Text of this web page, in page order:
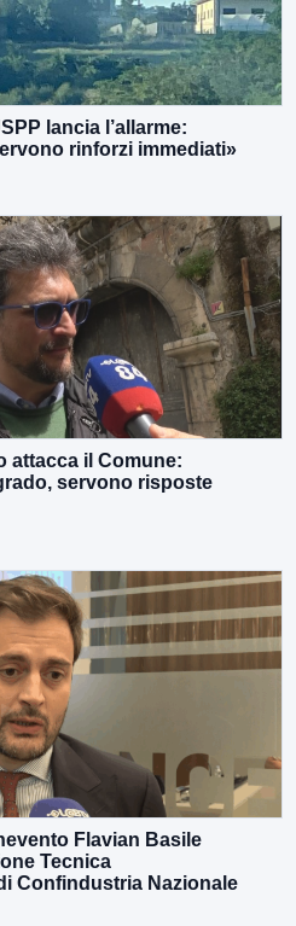
lancia l’allarme:
rinforzi immediati»
attacca il Comune:
servono risposte
Flavian Basile
Tecnica
Confindustria Nazionale